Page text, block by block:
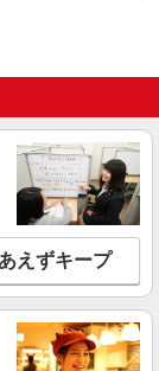
・゜+゜
くなれる携帯販
★交通費別途支給
紹介
2回払
・。○。・゜
ショップ
見る
えずキープ